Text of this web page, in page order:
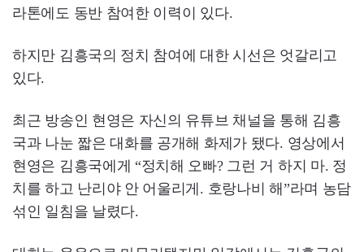
라톤에도 동반 참여한 이력이 있다.
하지만 김흥국의 정치 참여에 대한 시선은 엇갈리고
있다.
최근 방송인 현영은 자신의 유튜브 채널을 통해 김흥
국과 나눈 짧은 대화를 공개해 화제가 됐다. 영상에서
현영은 김흥국에게 “정치해 오빠? 그런 거 하지 마. 정
치를 하고 난리야 안 어울리게. 호랑나비 해”라며 농담
섞인 일침을 날렸다.